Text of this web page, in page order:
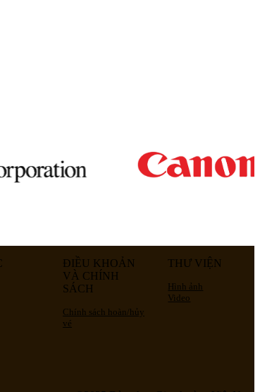
ĐIỀU KHOẢN
VÀ CHÍNH
SÁCH
Chính sách hoàn/hủy
vé
THƯ VIỆN
Hình ảnh
Video